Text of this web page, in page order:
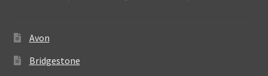
Avon
Bridgestone